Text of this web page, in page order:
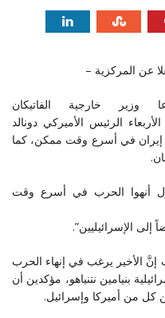
عن المركزية –
وزير خارجية الفاتيكان
الرئيس الأميركي دونالد
إيران في أسرع وقت ممكن، كما
أنهوا الحرب في أسرع وقت
الإسرائيليين”.
الأخير يرغب في إنهاء الحرب
بنيامين نتنياهو، مؤكدين أن
كل من أميركا وإسرائيل.